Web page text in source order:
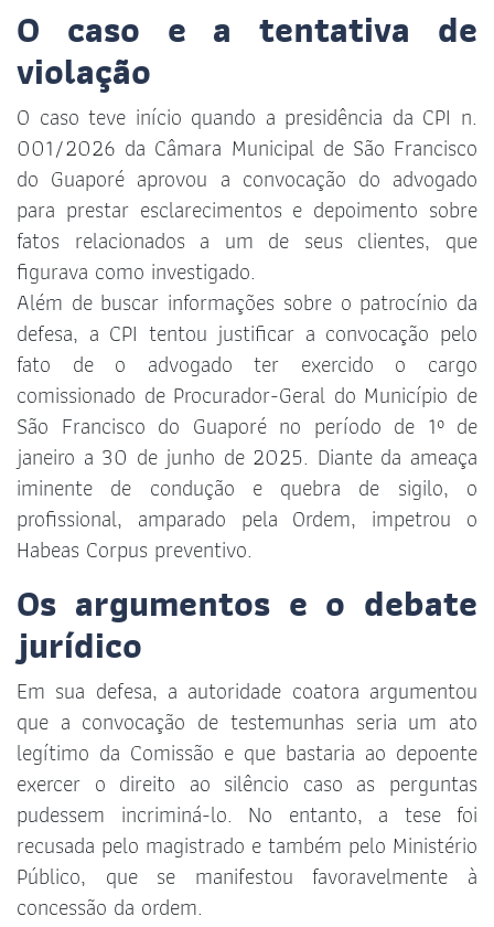
O caso e a tentativa de
violação
O caso teve início quando a presidência da CPI n.
001/2026 da Câmara Municipal de São Francisco
do Guaporé aprovou a convocação do advogado
para prestar esclarecimentos e depoimento sobre
fatos relacionados a um de seus clientes, que
figurava como investigado.
Além de buscar informações sobre o patrocínio da
defesa, a CPI tentou justificar a convocação pelo
fato de o advogado ter exercido o cargo
comissionado de Procurador-Geral do Município de
São Francisco do Guaporé no período de 1º de
janeiro a 30 de junho de 2025. Diante da ameaça
iminente de condução e quebra de sigilo, o
profissional, amparado pela Ordem, impetrou o
Habeas Corpus preventivo.
Os argumentos e o debate
jurídico
Em sua defesa, a autoridade coatora argumentou
que a convocação de testemunhas seria um ato
legítimo da Comissão e que bastaria ao depoente
exercer o direito ao silêncio caso as perguntas
pudessem incriminá-lo. No entanto, a tese foi
recusada pelo magistrado e também pelo Ministério
Público, que se manifestou favoravelmente à
concessão da ordem.